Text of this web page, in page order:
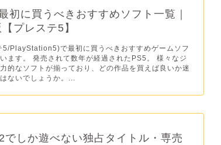
初に買うべきおすすめソフト一覧｜
プレステ5】
5/PlayStation5)で最初に買うべきおすすめゲームソフ
ます。 発売されて数年が経過されたPS5。 様々なジ
的なソフトが揃っており、どの作品を買えば良いか迷
ないでしょうか。...
でしか遊べない独占タイトル・専売